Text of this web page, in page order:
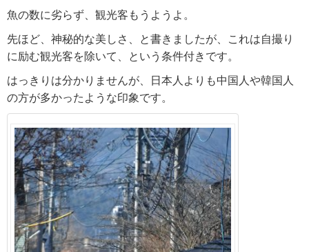
魚の数に劣らず、観光客もうようよ。
先ほど、神秘的な美しさ、と書きましたが、これは自撮り
に励む観光客を除いて、という条件付きです。
はっきりは分かりませんが、日本人よりも中国人や韓国人
の方が多かったような印象です。